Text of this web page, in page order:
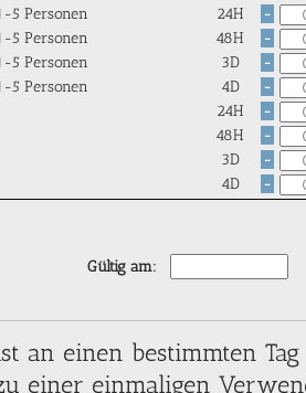
5 Personen 24H -
5 Personen 48H -
5 Personen 3D -
5 Personen 4D -
24H -
48H -
3D -
4D -
Gültig am:
an einen bestimmten
einer einmaligen